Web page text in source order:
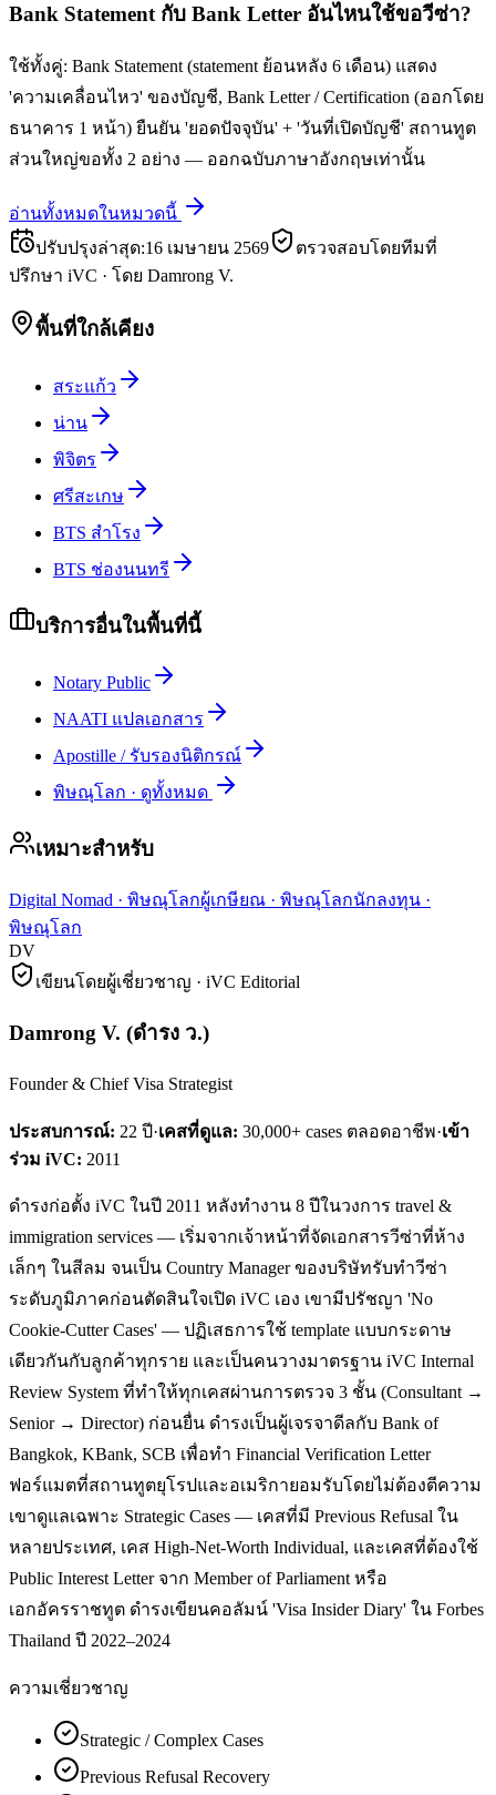
Bank Statement กับ Bank Letter อันไหนใช้ขอวีซ่า?
ใช้ทั้งคู่: Bank Statement (statement ย้อนหลัง 6 เดือน) แสดง
'ความเคลื่อนไหว' ของบัญชี, Bank Letter / Certification (ออกโดย
ธนาคาร 1 หน้า) ยืนยัน 'ยอดปัจจุบัน' + 'วันที่เปิดบัญชี' สถานทูต
ส่วนใหญ่ขอทั้ง 2 อย่าง — ออกฉบับภาษาอังกฤษเท่านั้น
อ่านทั้งหมดในหมวดนี้
ปรับปรุงล่าสุด:16 เมษายน 2569
ตรวจสอบโดยทีมที่
ปรึกษา iVC · โดย Damrong V.
พื้นที่ใกล้เคียง
สระแก้ว
น่าน
พิจิตร
ศรีสะเกษ
BTS สำโรง
BTS ช่องนนทรี
บริการอื่นในพื้นที่นี้
Notary Public
NAATI แปลเอกสาร
Apostille / รับรองนิติกรณ์
พิษณุโลก · ดูทั้งหมด
เหมาะสำหรับ
Digital Nomad · พิษณุโลกผู้เกษียณ · พิษณุโลกนักลงทุน ·
พิษณุโลก
DV
เขียนโดยผู้เชี่ยวชาญ · iVC Editorial
Damrong V. (ดำรง ว.)
Founder & Chief Visa Strategist
ประสบการณ์: 22 ปี·เคสที่ดูแล: 30,000+ cases ตลอดอาชีพ·เข้า
ร่วม iVC: 2011
ดำรงก่อตั้ง iVC ในปี 2011 หลังทำงาน 8 ปีในวงการ travel &
immigration services — เริ่มจากเจ้าหน้าที่จัดเอกสารวีซ่าที่ห้าง
เล็กๆ ในสีลม จนเป็น Country Manager ของบริษัทรับทำวีซ่า
ระดับภูมิภาคก่อนตัดสินใจเปิด iVC เอง เขามีปรัชญา 'No
Cookie-Cutter Cases' — ปฏิเสธการใช้ template แบบกระดาษ
เดียวกันกับลูกค้าทุกราย และเป็นคนวางมาตรฐาน iVC Internal
Review System ที่ทำให้ทุกเคสผ่านการตรวจ 3 ชั้น (Consultant →
Senior → Director) ก่อนยื่น ดำรงเป็นผู้เจรจาดีลกับ Bank of
Bangkok, KBank, SCB เพื่อทำ Financial Verification Letter
ฟอร์แมตที่สถานทูตยุโรปและอเมริกายอมรับโดยไม่ต้องตีความ
เขาดูแลเฉพาะ Strategic Cases — เคสที่มี Previous Refusal ใน
หลายประเทศ, เคส High-Net-Worth Individual, และเคสที่ต้องใช้
Public Interest Letter จาก Member of Parliament หรือ
เอกอัครราชทูต ดำรงเขียนคอลัมน์ 'Visa Insider Diary' ใน Forbes
Thailand ปี 2022–2024
ความเชี่ยวชาญ
Strategic / Complex Cases
Previous Refusal Recovery